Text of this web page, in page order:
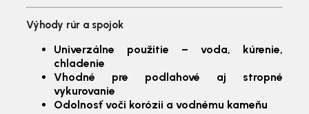
Výhody rúr a spojok
Univerzálne použitie – voda, kúrenie,
chladenie
Vhodné pre podlahové aj stropné
vykurovanie
Odolnosť voči korózii a vodnému kameňu